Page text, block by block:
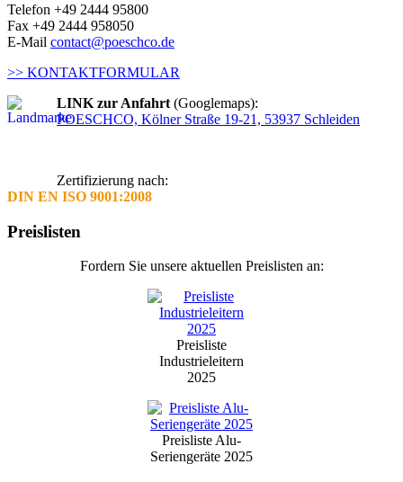
Telefon +49 2444 95800
Fax +49 2444 958050
E-Mail contact@poeschco.de
>> KONTAKTFORMULAR
LINK zur Anfahrt (Googlemaps):
POESCHCO, Kölner Straße 19-21, 53937 Schleiden
Zertifizierung nach:
DIN EN ISO 9001:2008
Preislisten
Fordern Sie unsere aktuellen Preislisten an:
Preisliste
Industrieleitern
2025
Preisliste Alu-
Seriengeräte 2025